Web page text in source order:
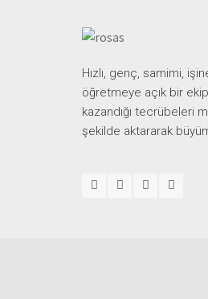
Hızlı, genç, samimi,
öğretmeye açık bir
kazandığı tecrübeleri
şekilde aktararak